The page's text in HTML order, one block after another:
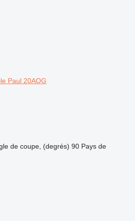
Paul 20AOG
de coupe, (degrés) 90 Pays de